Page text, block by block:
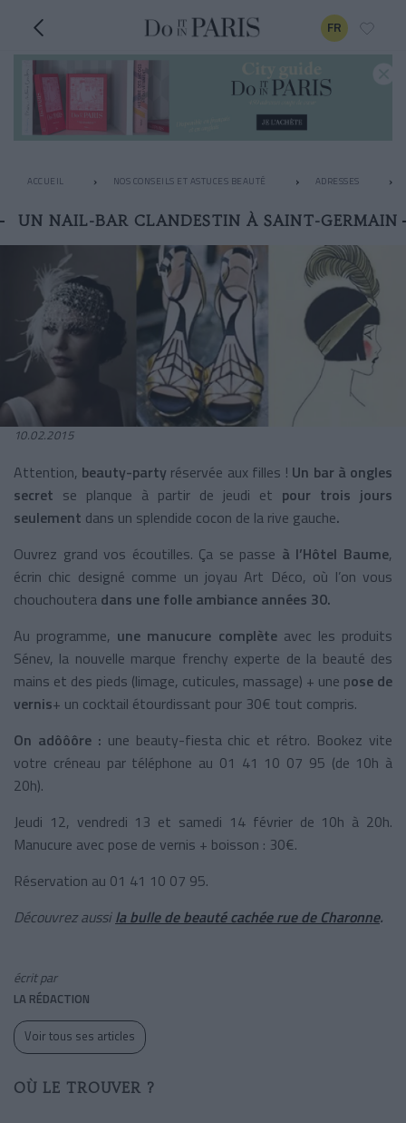
FR
ACCUEIL NOS CONSEILS ET ASTUCES BEAUTÉ ADRESSES
UN NAIL-BAR CLANDESTIN À SAINT-GERMAIN
10.02.2015
Attention, beauty-party réservée aux filles ! Un bar à ongles
secret se planque à partir de jeudi et pour trois jours
seulement dans un splendide cocon de la rive gauche.
Ouvrez grand vos écoutilles. Ça se passe à l’Hôtel Baume,
écrin chic designé comme un joyau Art Déco, où l’on vous
chouchoutera dans une folle ambiance années 30.
Au programme, une manucure complèteavec les produits
Sénev, la nouvelle marque frenchy experte de la beauté des
mains et des pieds (limage, cuticules, massage) + une pose de
vernis+ un cocktail étourdissant pour 30€ tout compris.
On adôôôre : une beauty-fiesta chic et rétro. Bookez vite
votre créneau par téléphone au 01 41 10 07 95 (de 10h à
20h).
Jeudi 12, vendredi 13 et samedi 14 février de 10h à 20h.
Manucure avec pose de vernis + boisson : 30€.
Réservation au 01 41 10 07 95.
Découvrez aussilabulle de beauté cachée rue de Charonne.
écrit par
LA RÉDACTION
Voir tous ses articles
OÙ LE TROUVER ?